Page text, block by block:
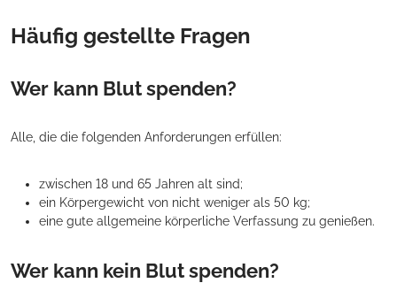
Häufig gestellte Fragen
Wer kann Blut spenden?
Alle, die die folgenden Anforderungen erfüllen:
zwischen 18 und 65 Jahren alt sind;
ein Körpergewicht von nicht weniger als 50 kg;
eine gute allgemeine körperliche Verfassung zu genießen.
Wer kann kein Blut spenden?